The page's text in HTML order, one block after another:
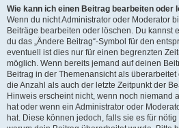
Wie kann ich einen Beitrag bearbeiten oder
Wenn du nicht Administrator oder Moderator
Beiträge bearbeiten oder löschen. Du kannst
du das „Ändere Beitrag“-Symbol für den
eventuell ist dies nur für einen begrenzten
möglich. Wenn bereits jemand auf deinen
Beitrag in der Themenansicht als
die Anzahl als auch der letzte Zeitpunkt der
Hinweis erscheint nicht, wenn noch niemand
hat oder wenn ein Administrator oder
hat. Diese können jedoch, falls sie es für